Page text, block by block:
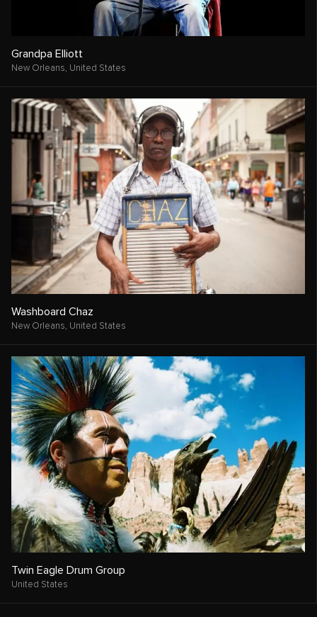
Grandpa Elliott
New Orleans, United States
Washboard Chaz
New Orleans, United States
Twin Eagle Drum Group
United States